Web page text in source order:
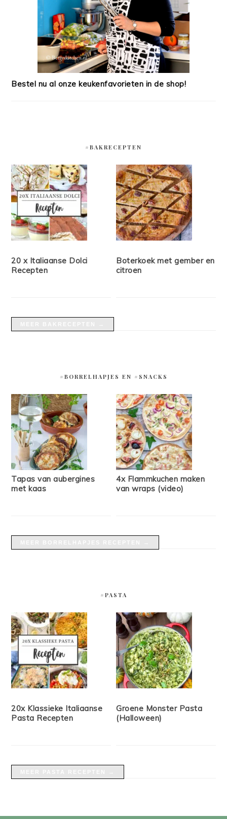
Bestel nu al onze keukenfavorieten in de shop!
#BAKRECEPTEN
20 x Italiaanse Dolci
Recepten
Boterkoek met gember en
citroen
#BORRELHAPJES EN #SNACKS
Tapas van aubergines
met kaas
4x Flammkuchen maken
van wraps (video)
#PASTA
20x Klassieke Italiaanse
Pasta Recepten
Groene Monster Pasta
(Halloween)